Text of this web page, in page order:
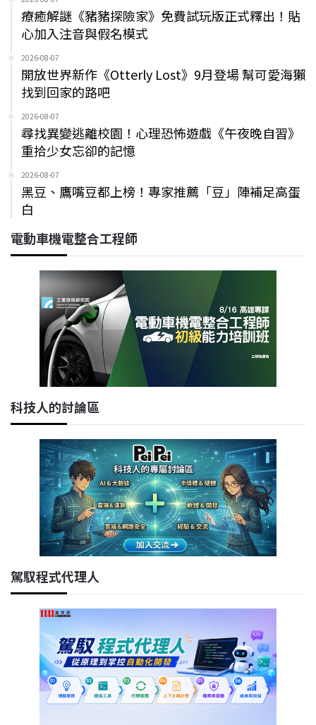
療癒解謎《豬豬探險家》免費試玩版正式釋出！貼
心加入注音與假名模式
2026-08-07
開放世界新作《Otterly Lost》9月登場 幫可愛海獺
找到回家的路吧
2026-08-07
尋找異變逃離校園！心理恐怖遊戲《午夜晚自習》
重拾少女忘卻的記憶
2026-08-07
黑豆、鷹嘴豆都上榜！專家推薦「豆」陣補足高蛋
白
電動車機電整合工程師
科技人的討論區
駕馭程式代理人